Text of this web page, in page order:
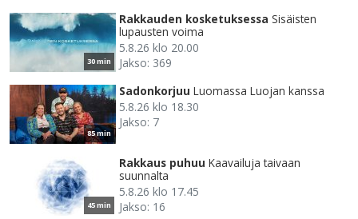
30 min
Rakkauden kosketuksessa Sisäisten
lupausten voima
5.8.26 klo 20.00
Jakso: 369
85 min
Sadonkorjuu Luomassa Luojan kanssa
5.8.26 klo 18.30
Jakso: 7
45 min
Rakkaus puhuu Kaavailuja taivaan
suunnalta
5.8.26 klo 17.45
Jakso: 16